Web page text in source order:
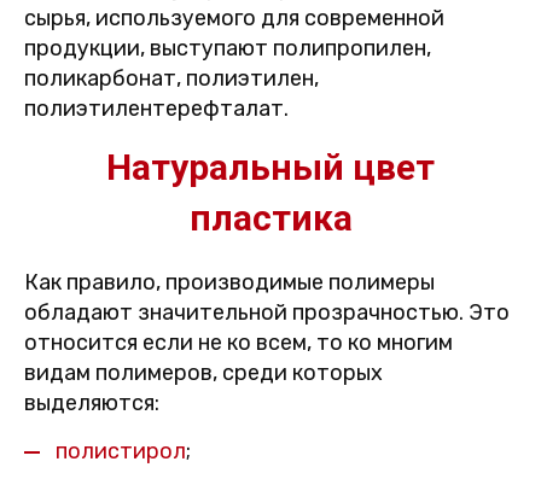
сырья, используемого для современной
продукции, выступают полипропилен,
поликарбонат, полиэтилен,
полиэтилентерефталат.
Натуральный цвет
пластика
Как правило, производимые полимеры
обладают значительной прозрачностью. Это
относится если не ко всем, то ко многим
видам полимеров, среди которых
выделяются:
полистирол;